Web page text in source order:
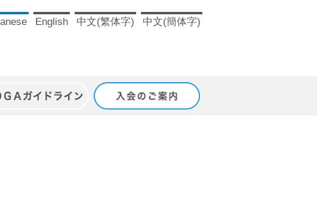
English 中文(繁体字) 中文(簡体字)
ガイドライン 入会のご案内